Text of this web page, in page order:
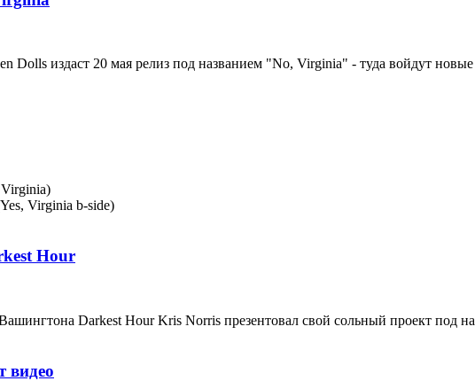
Dolls издаст 20 мая релиз под названием "No, Virginia" - туда войдут
Virginia)
Virginia b-side)
Hour
Darkest Hour Kris Norris презентовал свой сольный проект под
видео